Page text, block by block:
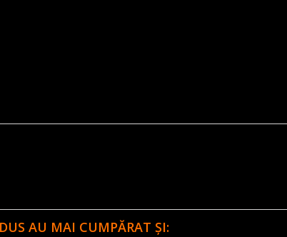
AU MAI CUMPĂRAT ȘI: